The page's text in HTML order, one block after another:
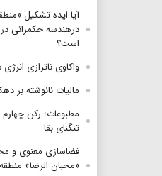
آیا ایده تشکیل
درهندسه حکمرانی
است؟
واکاوی ناترازی انرژی در
مالیات نانوشته بر
مطبوعات؛ رکن چهارم
تنگنای بقا
فضاسازی معنوی و
«محبان الرضا»